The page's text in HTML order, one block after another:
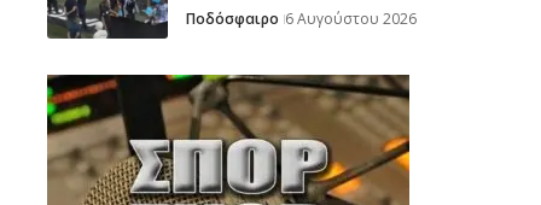
Ποδόσφαιρο 6 Αυγούστου 2026